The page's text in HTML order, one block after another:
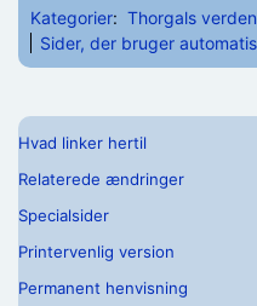
Kategorier: Thorgals verden
Sider, der bruger
Hvad linker hertil
Relaterede ændringer
Specialsider
Printervenlig version
Permanent henvisning